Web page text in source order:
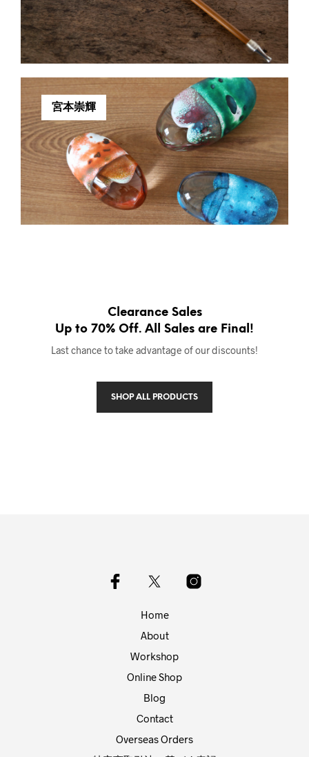
宮本崇輝
Clearance Sales
Up to 70% Off. All Sales are Final!
Last chance to take advantage of our discounts!
SHOP ALL PRODUCTS
Home
About
Workshop
Online Shop
Blog
Contact
Overseas Orders